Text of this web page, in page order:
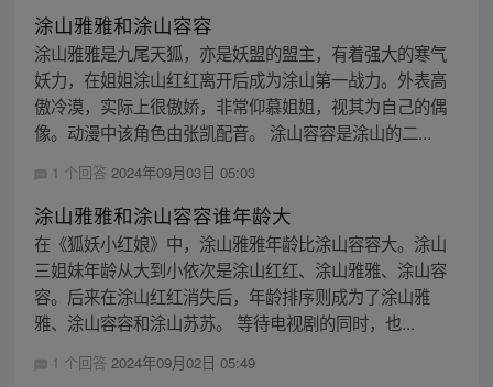
涂山雅雅和涂山容容
涂山雅雅是九尾天狐，亦是妖盟的盟主，有着强大的寒气
妖力，在姐姐涂山红红离开后成为涂山第一战力。外表高
傲冷漠，实际上很傲娇，非常仰慕姐姐，视其为自己的偶
像。动漫中该角色由张凯配音。 涂山容容是涂山的二...
1 个回答 2024年09月03日 05:03
涂山雅雅和涂山容容谁年龄大
在《狐妖小红娘》中，涂山雅雅年龄比涂山容容大。涂山
三姐妹年龄从大到小依次是涂山红红、涂山雅雅、涂山容
容。后来在涂山红红消失后，年龄排序则成为了涂山雅
雅、涂山容容和涂山苏苏。 等待电视剧的同时，也...
1 个回答 2024年09月02日 05:49